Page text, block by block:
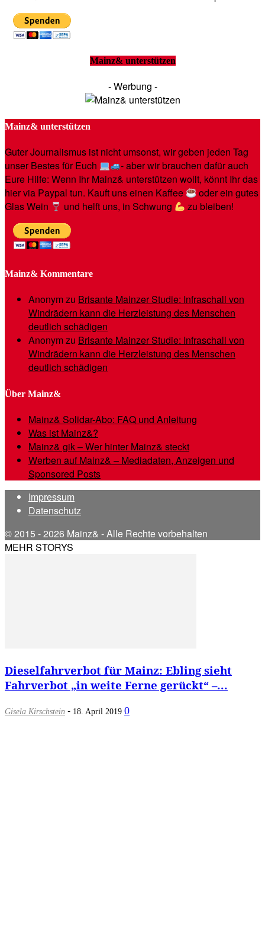
Mainz& unterstützen
- Werbung -
Mainz& unterstützen
Guter Journalismus ist nicht umsonst, wir geben jeden Tag
unser Bestes für Euch
- aber wir brauchen dafür auch
Eure Hilfe: Wenn Ihr Mainz& unterstützen wollt, könnt Ihr das
hier via Paypal tun. Kauft uns einen Kaffee
oder ein gutes
Glas Wein
und helft uns, in Schwung zu bleiben!
Mainz& Kommentare
Anonymzu Brisante Mainzer Studie: Infraschall von
Windrädern kann die Herzleistung des Menschen
deutlich schädigen
Anonymzu Brisante Mainzer Studie: Infraschall von
Windrädern kann die Herzleistung des Menschen
deutlich schädigen
Über Mainz&
Mainz& Solidar-Abo: FAQ und Anleitung
Was ist Mainz&?
Mainz& gik – Wer hinter Mainz& steckt
Werben auf Mainz& – Mediadaten, Anzeigen und
Sponsored Posts
Impressum
Datenschutz
© 2015 - 2026 Mainz& - Alle Rechte vorbehalten
MEHR STORYS
Dieselfahrverbot für Mainz: Ebling sieht
Fahrverbot „in weite Ferne gerückt“ –...
Gisela Kirschstein - 18. April 2019 0